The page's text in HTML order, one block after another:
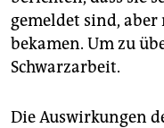
gemeldet sind,
bekamen. Um zu
Schwarzarbeit.
Die Auswirkungen